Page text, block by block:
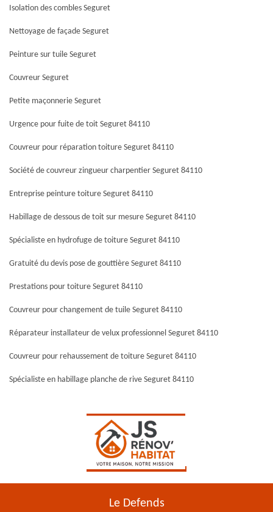
Isolation des combles Seguret
Nettoyage de façade Seguret
Peinture sur tuile Seguret
Couvreur Seguret
Petite maçonnerie Seguret
Urgence pour fuite de toit Seguret 84110
Couvreur pour réparation toiture Seguret 84110
Société de couvreur zingueur charpentier Seguret 84110
Entreprise peinture toiture Seguret 84110
Habillage de dessous de toit sur mesure Seguret 84110
Spécialiste en hydrofuge de toiture Seguret 84110
Gratuité du devis pose de gouttière Seguret 84110
Prestations pour toiture Seguret 84110
Couvreur pour changement de tuile Seguret 84110
Réparateur installateur de velux professionnel Seguret 84110
Couvreur pour rehaussement de toiture Seguret 84110
Spécialiste en habillage planche de rive Seguret 84110
Le Defends